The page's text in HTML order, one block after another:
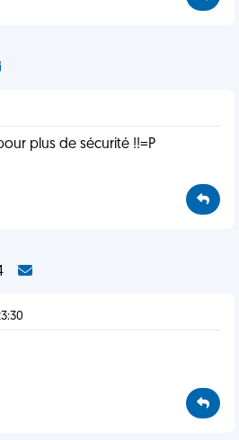
plus de sécurité !!=P